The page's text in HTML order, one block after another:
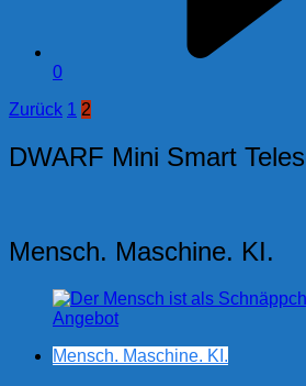
0
Seitennummerierung
der
Beiträge
Zurück 1 2
DWARF Mini Smart
Mensch. Maschine. KI.
Mensch. Maschine. KI.